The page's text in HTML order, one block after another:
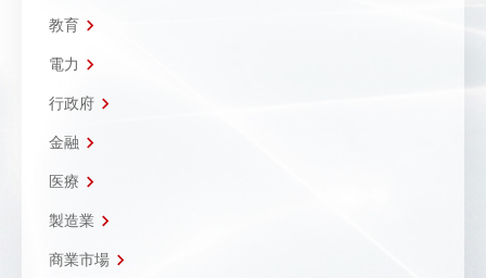
教育
電力
行政府
金融
医療
製造業
商業市場